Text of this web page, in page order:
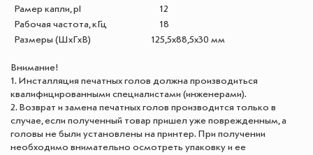
Рамер капли, pl
12
Рабочая частота, кГц
18
Размеры (ШxГxВ)
125,5х88,5х30 мм
Внимание!
1. Инсталляция печатных голов должна производиться
квалифицированными специалистами (инженерами).
2. Возврат и замена печатных голов производится только в
случае, если полученный товар пришел уже поврежденным, а
головы не были установлены на принтер. При получении
необходимо внимательно осмотреть упаковку и ее